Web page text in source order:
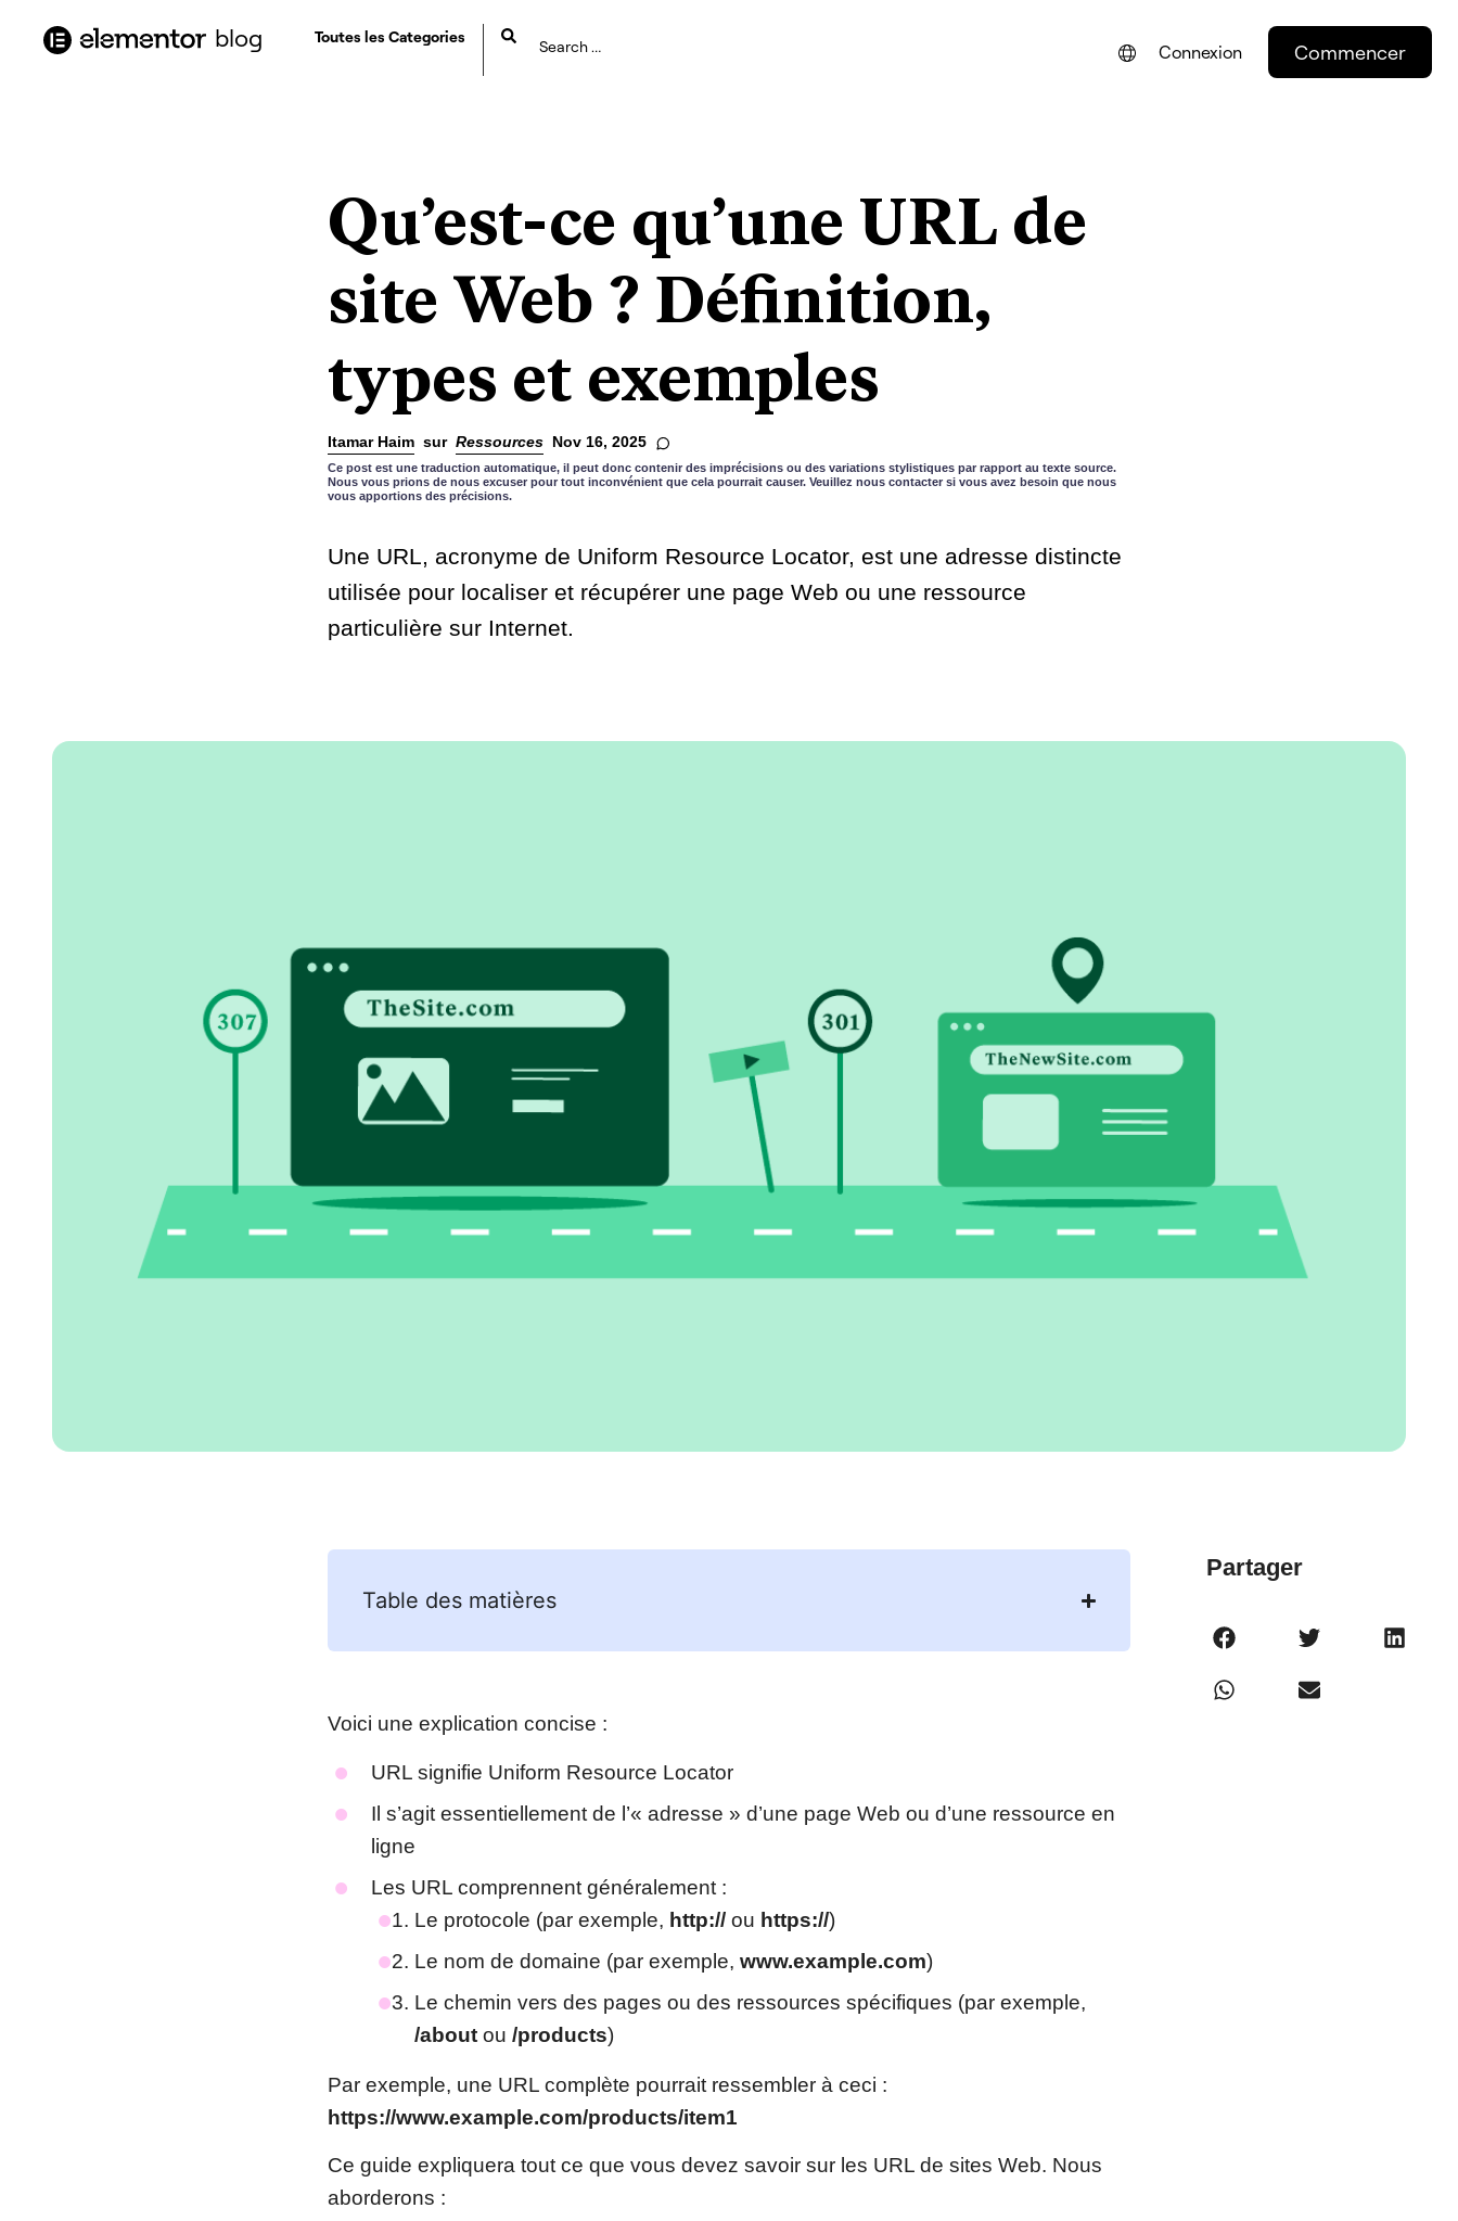
principal
blog Toutes les Categories
PORTUGUÊS
Connexion Commencer
Qu’est-ce qu’une URL de
site Web ? Définition,
types et exemples
Itamar Haim sur Ressources Nov 16, 2025
Ce post est une traduction automatique, il peut donc contenir des imprécisions ou des variations stylistiques par rapport au texte source.
Nous vous prions de nous excuser pour tout inconvénient que cela pourrait causer. Veuillez nous contacter si vous avez besoin que nous
vous apportions des précisions.
Une URL, acronyme de Uniform Resource Locator, est une adresse distincte
utilisée pour localiser et récupérer une page Web ou une ressource
particulière sur Internet.
Table des matières
Voici une explication concise :
URL signifie Uniform Resource Locator
Il s’agit essentiellement de l’« adresse » d’une page Web ou d’une ressource en
ligne
Les URL comprennent généralement :
Le protocole (par exemple, http:// ou https://)
Le nom de domaine (par exemple, www.example.com)
Le chemin vers des pages ou des ressources spécifiques (par exemple,
/about ou /products)
Par exemple, une URL complète pourrait ressembler à ceci :
https://www.example.com/products/item1
Ce guide expliquera tout ce que vous devez savoir sur les URL de sites Web. Nous
aborderons :
Partager